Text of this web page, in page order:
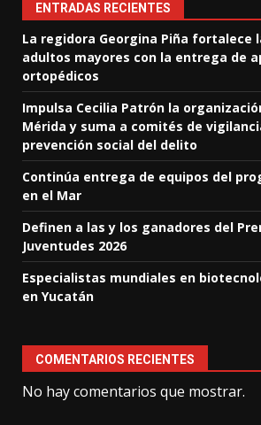
ENTRADAS RECIENTES
La regidora Georgina Piña fortalece
adultos mayores con la entrega de
ortopédicos
Impulsa Cecilia Patrón la
Mérida y suma a comités de
prevención social del delito
Continúa entrega de equipos del
en el Mar
Definen a las y los ganadores del
Juventudes 2026
Especialistas mundiales en
en Yucatán
COMENTARIOS RECIENTES
No hay comentarios que mostrar.